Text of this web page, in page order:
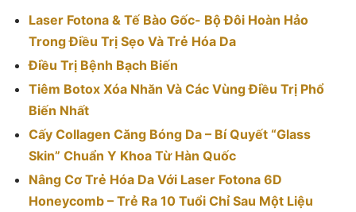
Laser Fotona & Tế Bào Gốc- Bộ Đôi Hoàn Hảo
Trong Điều Trị Sẹo Và Trẻ Hóa Da
Điều Trị Bệnh Bạch Biến
Tiêm Botox Xóa Nhăn Và Các Vùng Điều Trị Phổ
Biến Nhất
Cấy Collagen Căng Bóng Da – Bí Quyết “Glass
Skin” Chuẩn Y Khoa Từ Hàn Quốc
Nâng Cơ Trẻ Hóa Da Với Laser Fotona 6D
Honeycomb – Trẻ Ra 10 Tuổi Chỉ Sau Một Liệu